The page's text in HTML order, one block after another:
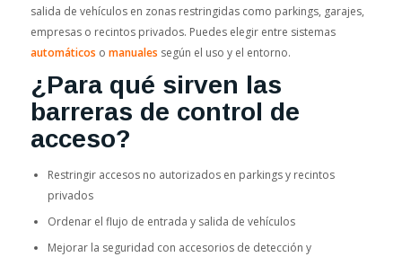
salida de vehículos en zonas restringidas como parkings, garajes,
empresas o recintos privados. Puedes elegir entre sistemas
automáticos o manuales según el uso y el entorno.
¿Para qué sirven las
barreras de control de
acceso?
Restringir accesos no autorizados en parkings y recintos
privados
Ordenar el flujo de entrada y salida de vehículos
Mejorar la seguridad con accesorios de detección y